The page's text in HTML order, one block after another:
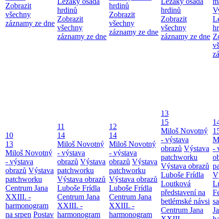
Zobrazit
všechny
záznamy ze dne
hrdinů
Zobrazit
všechny
záznamy ze dne
hrdinů
Zobrazit
všechny
záznamy ze dne
hrdinů
Zobrazit
všechny
záznamy ze dne
10
13
Miloš Novotný
- výstava
obrazů Výstava
patchworku
Centrum Jana
XXIII. -
harmonogram
na srpen Postav
11
14
Miloš Novotný
- výstava
obrazů Výstava
patchworku
Výstava obrazů
Luboše Frídla
Centrum Jana
XXIII. -
harmonogram
12
14
Miloš Novotný
- výstava
obrazů Výstava
patchworku
Výstava obrazů
Luboše Frídla
Centrum Jana
XXIII. -
harmonogram
13
15
Miloš Novotný
- výstava
obrazů Výstava
patchworku
Výstava obrazů
Luboše Frídla
Loutková
představení na
betlémské návsi
Centrum Jana
-